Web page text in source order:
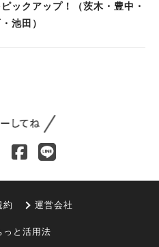
ックアップ！（茨木・豊中・
池田）
約 運営会社
っと活用法